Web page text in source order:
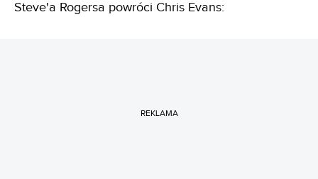
Steve'a Rogersa powróci Chris Evans:
REKLAMA